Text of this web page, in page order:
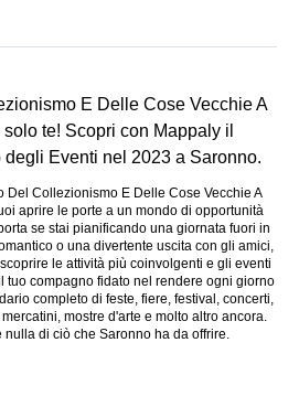
E Delle Cose Vecchie A
te! Scopri con Mappaly il
Eventi nel 2023 a Saronno.
Del Collezionismo E Delle Cose Vecchie A
aprire le porte a un mondo di opportunità
se stai pianificando una giornata fuori in
o una divertente uscita con gli amici,
le attività più coinvolgenti e gli eventi
tuo compagno fidato nel rendere ogni giorno
completo di feste, fiere, festival, concerti,
mostre d'arte e molto altro ancora.
nulla di ciò che Saronno ha da offrire.